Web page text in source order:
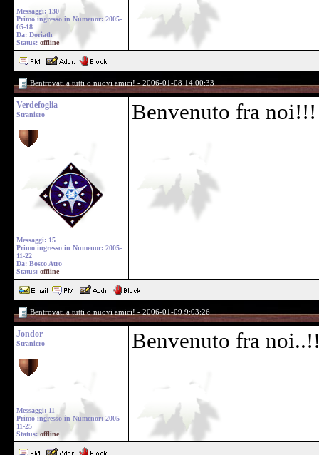
Messaggi: 130
Primo ingresso in Numenor: 2005-
05-18
Da: Doriath
Status: offline
Bentrovati a tutti o nuovi amici! - 2006-01-08 14:00:33
Verdefoglia
Straniero
Messaggi: 15
Primo ingresso in Numenor: 2005-
11-22
Da: Bosco Atro
Status: offline
Benvenuto fra
Bentrovati a tutti o nuovi amici! - 2006-01-09 9:03:26
Jondor
Straniero
Messaggi: 11
Primo ingresso in Numenor: 2005-
11-25
Status: offline
Benvenuto fra